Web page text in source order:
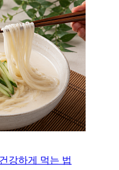
강하게 먹는 법